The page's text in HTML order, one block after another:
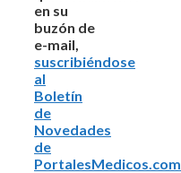
en su
buzón de
e-mail,
suscribiéndose
al
Boletín
de
Novedades
de
PortalesMedicos.com